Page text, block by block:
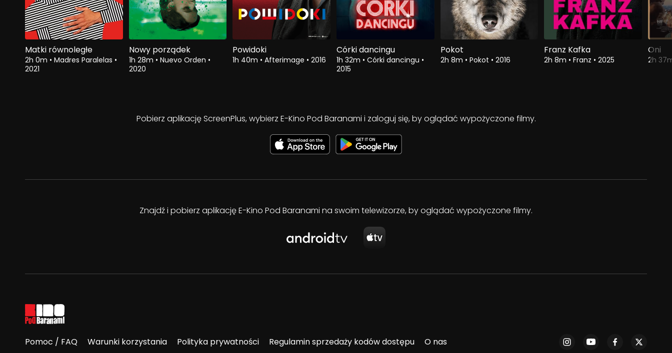
Matki równoległe
2h 0m • Madres Paralelas •
2021
Nowy porządek
1h 28m • Nuevo Orden •
2020
Powidoki
1h 40m • Afterimage • 2016
Córki dancingu
1h 32m • Córki dancingu •
2015
Pokot
2h 8m • Pokot • 2016
Franz Kafka
2h 8m • Franz • 2025
Oni
2h
Pobierz aplikację ScreenPlus, wybierz E-Kino Pod Baranami i zaloguj się, by oglądać wypożyczone filmy.
Znajdź i pobierz aplikację E-Kino Pod Baranami na swoim telewizorze, by oglądać wypożyczone filmy.
Pomoc / FAQ Warunki korzystania Polityka prywatności Regulamin sprzedaży kodów dostępu O nas